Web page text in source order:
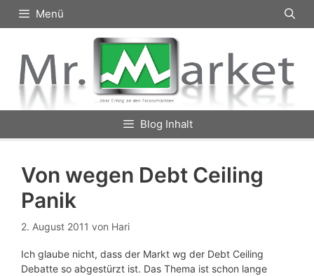
Inhalt
Menü
Blog Inhalt
Von wegen Debt Ceiling
Panik
2. August 2011 von Hari
Ich glaube nicht, dass der Markt wg der Debt Ceiling
Debatte so abgestürzt ist. Das Thema ist schon lange